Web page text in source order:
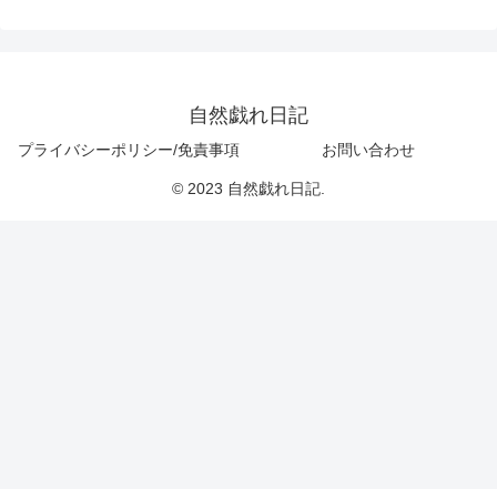
自然戯れ日記
プライバシーポリシー/免責事項 お問い合わせ
© 2023 自然戯れ日記.